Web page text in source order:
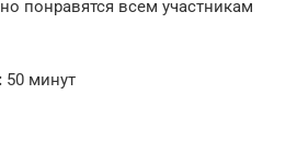
понравятся всем участникам
50 минут